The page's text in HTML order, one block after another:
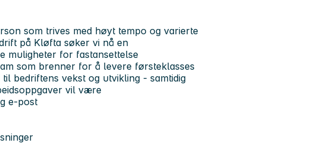
som trives med høyt tempo og varierte
på Kløfta søker vi nå en
muligheter for fastansettelse
som brenner for å levere førsteklasses
bedriftens vekst og utvikling - samtidig
vil være
e-post